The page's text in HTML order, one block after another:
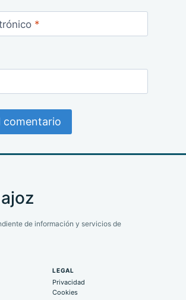
*
de información y servicios de
LEGAL
Privacidad
Cookies